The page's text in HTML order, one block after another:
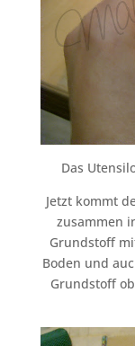
Das
Jetzt kommt
zusammen
Grundstoff
Boden und
Grundstoff